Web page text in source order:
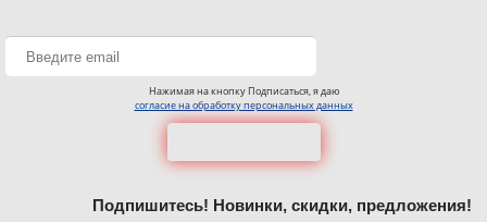
Нажимая на кнопку Подписаться, я даю
согласие на обработку персональных данных
Подпишитесь! Новинки, скидки, предложения!